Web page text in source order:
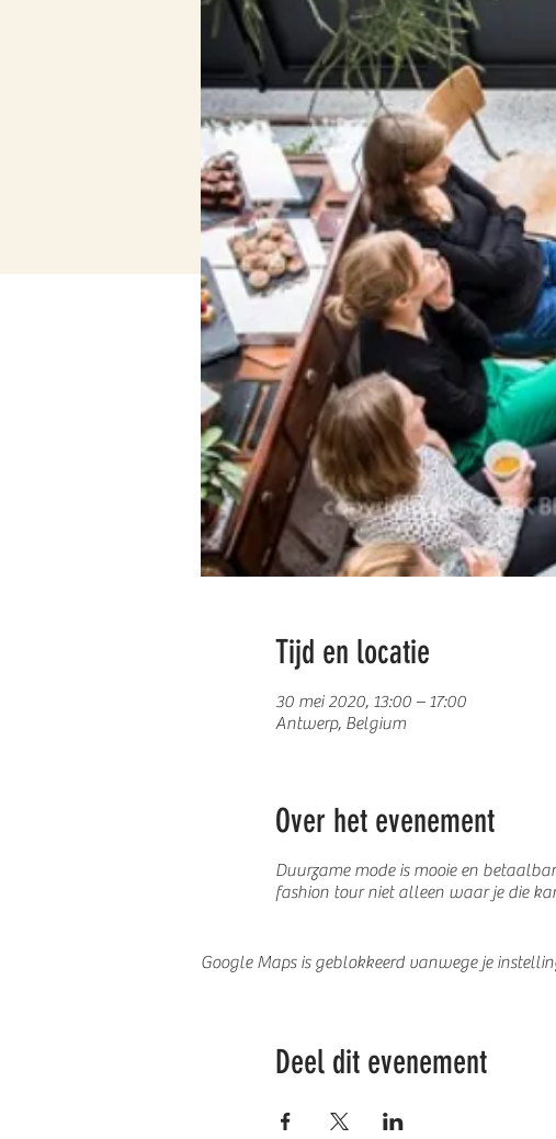
Tijd en locatie
30 mei 2020, 13:00 – 17:00
Antwerp, Belgium
Over het evenement
Duurzame mode is mooie en
fashion tour niet alleen waar je die
Google Maps is geblokkeerd vanwege je
Deel dit evenement